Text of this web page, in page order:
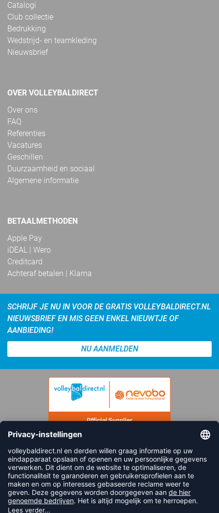
Catalogi
Club collectie
Bedrukking
Wedstrijd- en teamkleding
Nieuwsbrief
OVER VOLLEYBALDIRECT
Over ons
FAQ
Referenties
Vacatures
Geschillen
Duurzaamheid en sociaal
Algemene informatie
BETAALMETHODEN
Apple Pay
iDEAL | Wero
Creditcard
Achteraf betalen | Klarna
SCHRIJF JE NU IN VOOR DE GRATIS VOLLEYBALDIRECT.NL
NIEUWSBRIEF EN MIS GEEN ENKEL NIEUWTJE OF
AANBIEDING!
NU AANMELDEN
FOLLOW US